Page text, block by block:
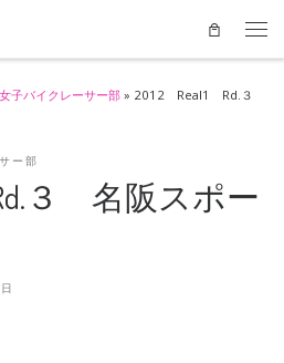
子バイクレーサー部» 2012 Real1 Rd.３
ー部
３ 名阪スポー